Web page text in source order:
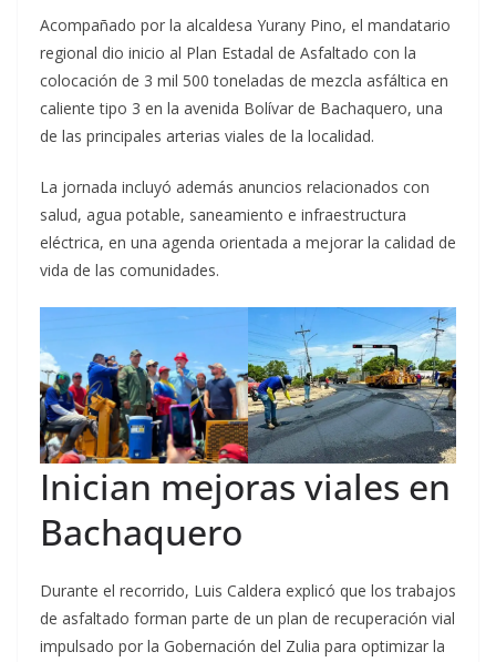
Acompañado por la alcaldesa Yurany Pino, el mandatario
regional dio inicio al Plan Estadal de Asfaltado con la
colocación de 3 mil 500 toneladas de mezcla asfáltica en
caliente tipo 3 en la avenida Bolívar de Bachaquero, una
de las principales arterias viales de la localidad.
La jornada incluyó además anuncios relacionados con
salud, agua potable, saneamiento e infraestructura
eléctrica, en una agenda orientada a mejorar la calidad de
vida de las comunidades.
Inician mejoras viales en
Bachaquero
Durante el recorrido, Luis Caldera explicó que los trabajos
de asfaltado forman parte de un plan de recuperación vial
impulsado por la Gobernación del Zulia para optimizar la